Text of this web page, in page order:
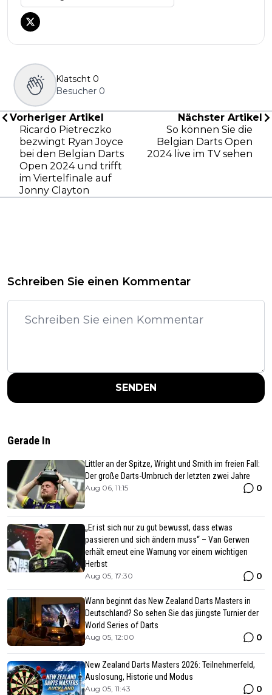
Klatscht 0
Besucher 0
Vorheriger Artikel
Ricardo Pietreczko
bezwingt Ryan Joyce
bei den Belgian Darts
Open 2024 und trifft
im Viertelfinale auf
Jonny Clayton
Nächster Artikel
So können Sie die
Belgian Darts Open
2024 live im TV sehen
Schreiben Sie einen Kommentar
SENDEN
Gerade In
Littler an der Spitze, Wright und Smith im freien Fall:
Der große Darts-Umbruch der letzten zwei Jahre
Aug 06, 11:15 0
„Er ist sich nur zu gut bewusst, dass etwas
passieren und sich ändern muss“ – Van Gerwen
erhält erneut eine Warnung vor einem wichtigen
Herbst
Aug 05, 17:30 0
Wann beginnt das New Zealand Darts Masters in
Deutschland? So sehen Sie das jüngste Turnier der
World Series of Darts
Aug 05, 12:00 0
New Zealand Darts Masters 2026: Teilnehmerfeld,
Auslosung, Historie und Modus
Aug 05, 11:43 0